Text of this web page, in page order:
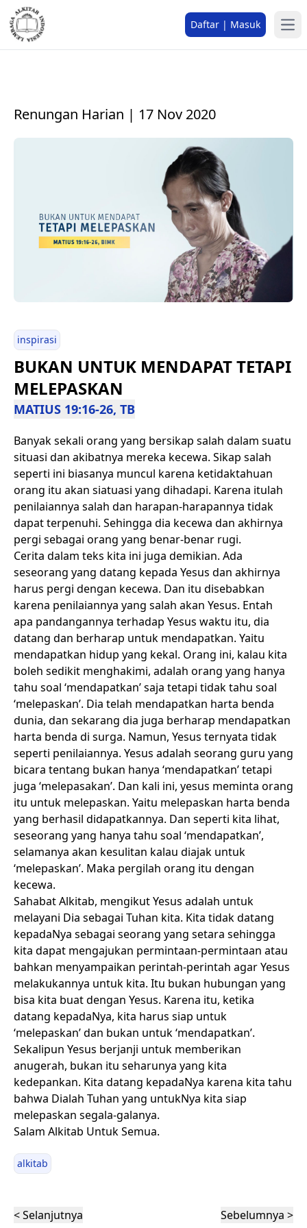
Daftar | Masuk
Renungan Harian | 17 Nov 2020
inspirasi
BUKAN UNTUK MENDAPAT TETAPI
MELEPASKAN
MATIUS 19:16-26, TB
Banyak sekali orang yang bersikap salah dalam suatu
situasi dan akibatnya mereka kecewa. Sikap salah
seperti ini biasanya muncul karena ketidaktahuan
orang itu akan siatuasi yang dihadapi. Karena itulah
penilaiannya salah dan harapan-harapannya tidak
dapat terpenuhi. Sehingga dia kecewa dan akhirnya
pergi sebagai orang yang benar-benar rugi.
Cerita dalam teks kita ini juga demikian. Ada
seseorang yang datang kepada Yesus dan akhirnya
harus pergi dengan kecewa. Dan itu disebabkan
karena penilaiannya yang salah akan Yesus. Entah
apa pandangannya terhadap Yesus waktu itu, dia
datang dan berharap untuk mendapatkan. Yaitu
mendapatkan hidup yang kekal. Orang ini, kalau kita
boleh sedikit menghakimi, adalah orang yang hanya
tahu soal ‘mendapatkan’ saja tetapi tidak tahu soal
‘melepaskan’. Dia telah mendapatkan harta benda
dunia, dan sekarang dia juga berharap mendapatkan
harta benda di surga. Namun, Yesus ternyata tidak
seperti penilaiannya. Yesus adalah seorang guru yang
bicara tentang bukan hanya ‘mendapatkan’ tetapi
juga ‘melepasakan’. Dan kali ini, yesus meminta orang
itu untuk melepaskan. Yaitu melepaskan harta benda
yang berhasil didapatkannya. Dan seperti kita lihat,
seseorang yang hanya tahu soal ‘mendapatkan’,
selamanya akan kesulitan kalau diajak untuk
‘melepaskan’. Maka pergilah orang itu dengan
kecewa.
Sahabat Alkitab, mengikut Yesus adalah untuk
melayani Dia sebagai Tuhan kita. Kita tidak datang
kepadaNya sebagai seorang yang setara sehingga
kita dapat mengajukan permintaan-permintaan atau
bahkan menyampaikan perintah-perintah agar Yesus
melakukannya untuk kita. Itu bukan hubungan yang
bisa kita buat dengan Yesus. Karena itu, ketika
datang kepadaNya, kita harus siap untuk
‘melepaskan’ dan bukan untuk ‘mendapatkan’.
Sekalipun Yesus berjanji untuk memberikan
anugerah, bukan itu seharunya yang kita
kedepankan. Kita datang kepadaNya karena kita tahu
bahwa Dialah Tuhan yang untukNya kita siap
melepaskan segala-galanya.
Salam Alkitab Untuk Semua.
alkitab
< Selanjutnya Sebelumnya >